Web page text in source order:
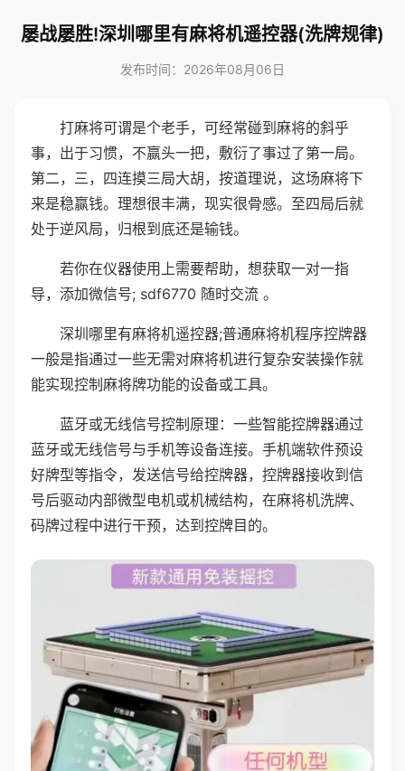
屡战屡胜!深圳哪里有麻将机遥控器(洗牌规律)
发布时间：2026年08月06日
打麻将可谓是个老手，可经常碰到麻将的斜乎
事，出于习惯，不赢头一把，敷衍了事过了第一局。
第二，三，四连摸三局大胡，按道理说，这场麻将下
来是稳赢钱。理想很丰满，现实很骨感。至四局后就
处于逆风局，归根到底还是输钱。
若你在仪器使用上需要帮助，想获取一对一指
导，添加微信号; sdf6770 随时交流 。
深圳哪里有麻将机遥控器;普通麻将机程序控牌器
一般是指通过一些无需对麻将机进行复杂安装操作就
能实现控制麻将牌功能的设备或工具。
蓝牙或无线信号控制原理：一些智能控牌器通过
蓝牙或无线信号与手机等设备连接。手机端软件预设
好牌型等指令，发送信号给控牌器，控牌器接收到信
号后驱动内部微型电机或机械结构，在麻将机洗牌、
码牌过程中进行干预，达到控牌目的。